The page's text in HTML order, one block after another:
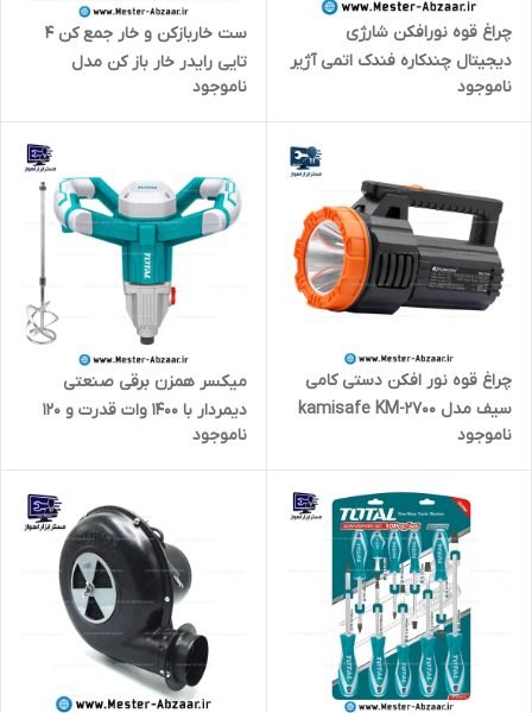
چراغ قوه نورافکن شارژی
دیجیتال چندکاره فندک اتمی آژیر
امداد کمپینک و مسافرتی مدل
TRAVEL CHARGING D61
ناموجود
ست خاربازکن و خار جمع کن 4
تایی رایدر خار باز کن مدل
پرو
ناموجود
چراغ قوه نور افکن دستی کامی
سیف مدل kamisafe KM-2700
ناموجود
میکسر همزن برقی صنعتی
دیمردار با 1400 وات قدرت و 120
توتال مدل TOTAL TD614006
ناموجود